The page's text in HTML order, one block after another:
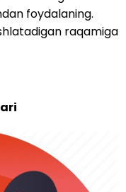
foydalaning.
raqamiga